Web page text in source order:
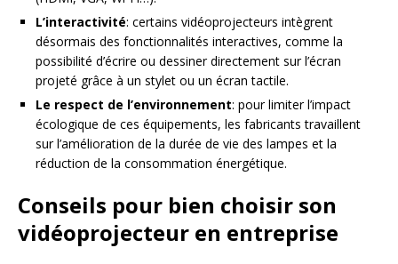
L’interactivité: certains vidéoprojecteurs intègrent
désormais des fonctionnalités interactives, comme la
possibilité d’écrire ou dessiner directement sur l’écran
projeté grâce à un stylet ou un écran tactile.
Le respect de l’environnement: pour limiter l’impact
écologique de ces équipements, les fabricants travaillent
sur l’amélioration de la durée de vie des lampes et la
réduction de la consommation énergétique.
Conseils pour bien choisir son
vidéoprojecteur en entreprise